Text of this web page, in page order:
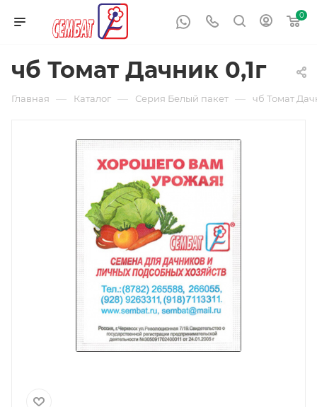
0
чб Томат Дачник 0,1г
Главная — Каталог — Серия Белый пакет — чб Томат